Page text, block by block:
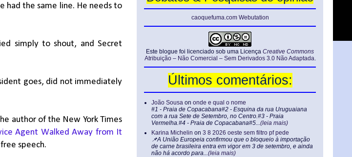
had the same line. He needs to
simply to shout, and Secret
goes, did not immediately
author of the New York Times
Agent Walked Away from It
speech.
caoquefuma.com Webutation
Este blogue foi licenciado sob uma Licença Creative Commons
Atribuição – Não Comercial – Sem Derivados 3.0 Não Adaptada.
Últimos comentários:
João Sousa on onde e qual o nome
#1 - Praia de Copacabana#2 - Esquina da rua Uruguaiana
com a rua Sete de Setembro, no Centro.#3 - Praia
Vermelha.#4 - Praia de Copacabana#5...(leia mais)
Karina Michelin on 3 8 2026 oeste sem filtro pf pede
📌A União Europeia confirmou que o bloqueio à importação
de carne brasileira entra em vigor em 3 de setembro, e ainda
não há acordo para...(leia mais)